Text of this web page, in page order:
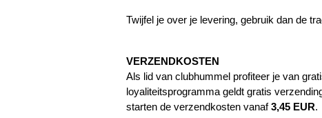
Twijfel je over je levering, gebruik dan de
VERZENDKOSTEN
Als lid van clubhummel profiteer je van
loyaliteitsprogramma geldt gratis
starten de verzendkosten vanaf3,45 EUR.